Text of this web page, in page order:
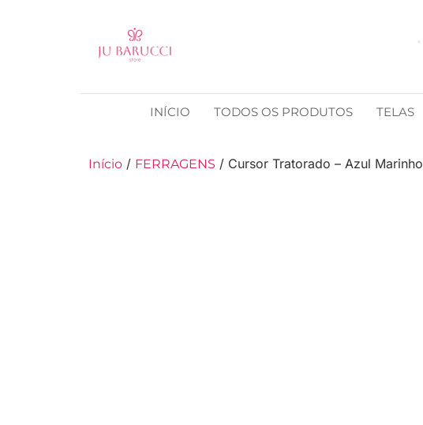
INÍCIO TODOS OS PRODUTOS TELAS
Início / FERRAGENS / Cursor Tratorado – Azul Marinho